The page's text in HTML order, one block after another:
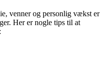
venner og personlig vækst er
Her er nogle tips til at